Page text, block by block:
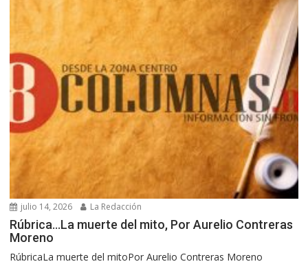
julio 14, 2026 La Redacción
Rúbrica…La muerte del mito, Por Aurelio Contreras
Moreno
RúbricaLa muerte del mitoPor Aurelio Contreras Moreno